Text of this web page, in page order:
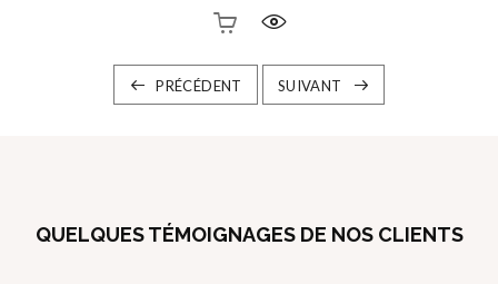
PRÉCÉDENT SUIVANT
QUELQUES TÉMOIGNAGES DE NOS CLIENTS